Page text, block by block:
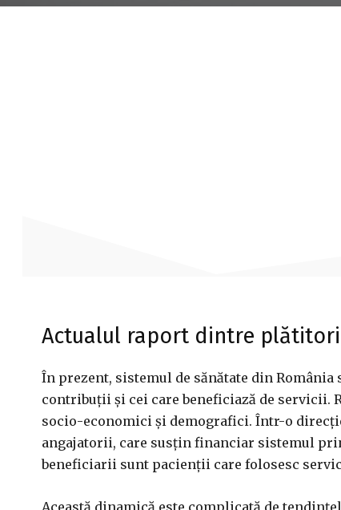
Actualul raport dintre
În prezent, sistemul de sănătate din
contribuții și cei care beneficiază de servicii.
socio-economici și demografici. Într-o
angajatorii, care susțin financiar sistemul
beneficiarii sunt pacienții care folosesc